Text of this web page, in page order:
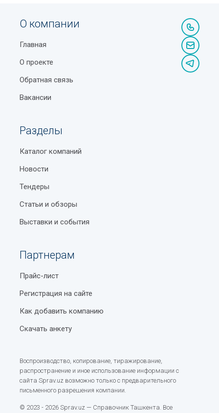
О компании
Главная
О проекте
Обратная связь
Вакансии
Разделы
Каталог компаний
Новости
Тендеры
Статьи и обзоры
Выставки и события
Партнерам
Прайс-лист
Регистрация на сайте
Как добавить компанию
Скачать анкету
Воспроизводство, копирование, тиражирование,
распространение и иное использование информации с
сайта Sprav.uz возможно только с предварительного
письменного разрешения компании.
© 2023 - 2026 Sprav.uz — Справочник Ташкента. Все